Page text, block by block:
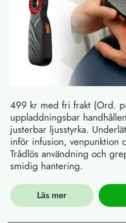
499 kr med fri frakt (Ord.
uppladdningsbar
justerbar ljusstyrka.
inför infusion, venpunktion
Trådlös användning och
smidig hantering.
Läs mer